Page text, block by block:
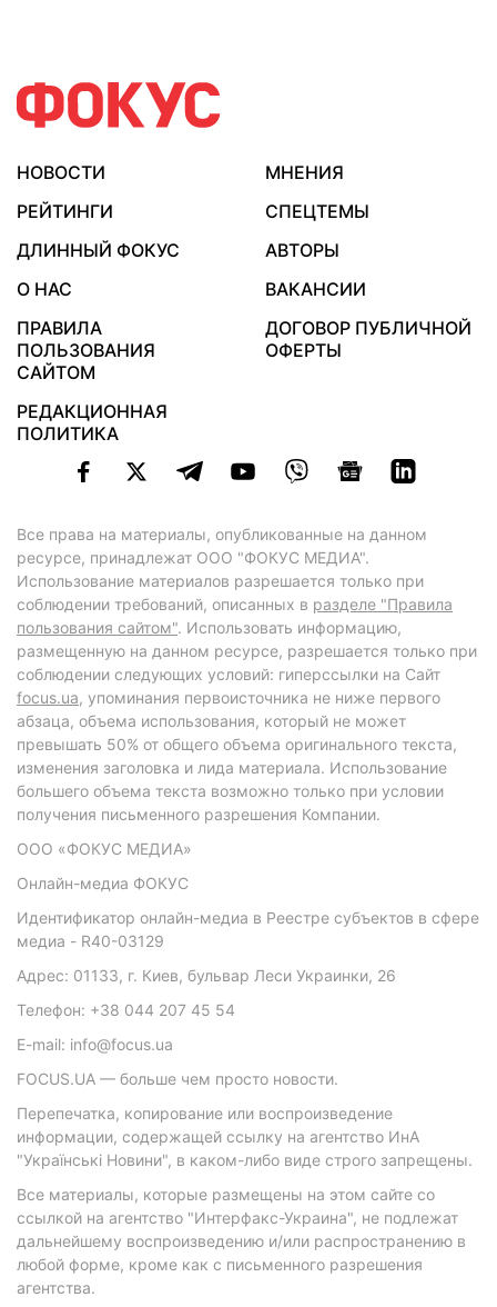
НОВОСТИ
МНЕНИЯ
РЕЙТИНГИ
СПЕЦТЕМЫ
ДЛИННЫЙ ФОКУС
АВТОРЫ
О НАС
ВАКАНСИИ
ПРАВИЛА
ПОЛЬЗОВАНИЯ
САЙТОМ
ДОГОВОР ПУБЛИЧНОЙ
ОФЕРТЫ
РЕДАКЦИОННАЯ
ПОЛИТИКА
Все права на материалы, опубликованные на данном
ресурсе, принадлежат ООО "ФОКУС МЕДИА".
Использование материалов разрешается только при
соблюдении требований, описанных в разделе "Правила
пользования сайтом". Использовать информацию,
размещенную на данном ресурсе, разрешается только при
соблюдении следующих условий: гиперссылки на Сайт
focus.ua, упоминания первоисточника не ниже первого
абзаца, объема использования, который не может
превышать 50% от общего объема оригинального текста,
изменения заголовка и лида материала. Использование
большего объема текста возможно только при условии
получения письменного разрешения Компании.
ООО «ФОКУС МЕДИА»
Онлайн-медиа ФОКУС
Идентификатор онлайн-медиа в Реестре субъектов в сфере
медиа - R40-03129
Адрес: 01133, г. Киев, бульвар Леси Украинки, 26
Телефон: +38 044 207 45 54
E-mail: info@focus.ua
FOCUS.UA — больше чем просто новости.
Перепечатка, копирование или воспроизведение
информации, содержащей ссылку на агентство ИнА
"Українські Новини", в каком-либо виде строго запрещены.
Все материалы, которые размещены на этом сайте со
ссылкой на агентство "Интерфакс-Украина", не подлежат
дальнейшему воспроизведению и/или распространению в
любой форме, кроме как с письменного разрешения
агентства.